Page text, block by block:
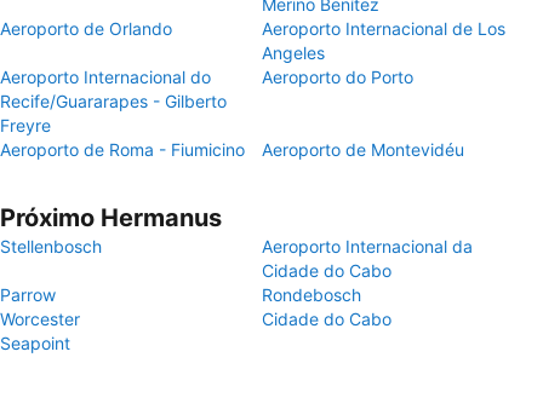
Merino Benítez
Aeroporto de Orlando
Aeroporto Internacional de Los
Angeles
Aeroporto Internacional do
Recife/Guararapes - Gilberto
Freyre
Aeroporto do Porto
Aeroporto de Roma - Fiumicino Aeroporto de Montevidéu
Próximo Hermanus
Stellenbosch
Aeroporto Internacional da
Cidade do Cabo
Parrow
Rondebosch
Worcester
Cidade do Cabo
Seapoint